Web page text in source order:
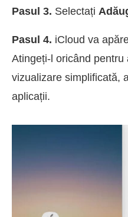
Pasul 3. Selectați
Pasul 4. iCloud va
Atingeți-l oricând
vizualizare simplificată,
aplicații.